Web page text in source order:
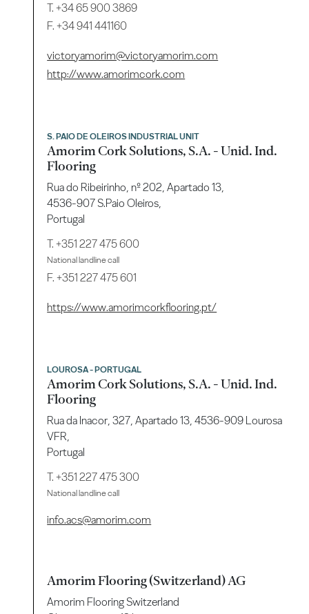
T.+34 65 900 3869
F. +34 941 441160
victoryamorim@victoryamorim.com
http://www.amorimcork.com
S. PAIO DE OLEIROS INDUSTRIAL UNIT
Amorim Cork Solutions, S.A. - Unid. Ind.
Flooring
Rua do Ribeirinho, nº 202, Apartado 13,
4536-907 S.Paio Oleiros,
Portugal
T.+351 227 475 600
National landline call
F. +351 227 475 601
https://www.amorimcorkflooring.pt/
LOUROSA - PORTUGAL
Amorim Cork Solutions, S.A. - Unid. Ind.
Flooring
Rua da Inacor, 327, Apartado 13, 4536-909 Lourosa
VFR,
Portugal
T.+351 227 475 300
National landline call
info.acs@amorim.com
Amorim Flooring (Switzerland) AG
Amorim Flooring Switzerland